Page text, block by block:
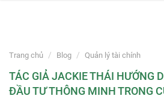
Trang chủ Blog Quản lý tài chính
TÁC GIẢ JACKIE THÁI HƯỚNG
ĐẦU TƯ THÔNG MINH TRONG